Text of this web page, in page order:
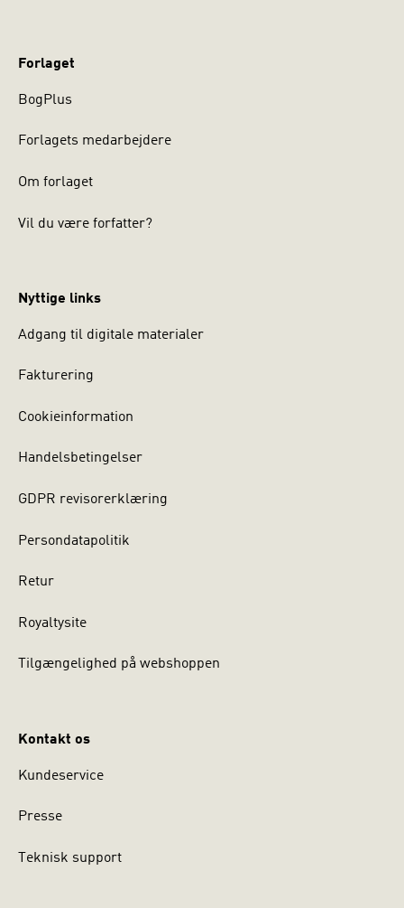
Forlaget
BogPlus
Forlagets medarbejdere
Om forlaget
Vil du være forfatter?
Nyttige links
Adgang til digitale materialer
Fakturering
Cookieinformation
Handelsbetingelser
GDPR revisorerklæring
Persondatapolitik
Retur
Royaltysite
Tilgængelighed på webshoppen
Kontakt os
Kundeservice
Presse
Teknisk support